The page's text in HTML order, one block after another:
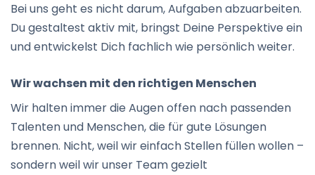
Bei uns geht es nicht darum, Aufgaben abzuarbeiten.
Du gestaltest aktiv mit, bringst Deine Perspektive ein
und entwickelst Dich fachlich wie persönlich weiter.
Wir wachsen mit den richtigen Menschen
Wir halten immer die Augen offen nach passenden
Talenten und Menschen, die für gute Lösungen
brennen. Nicht, weil wir einfach Stellen füllen wollen –
sondern weil wir unser Team gezielt